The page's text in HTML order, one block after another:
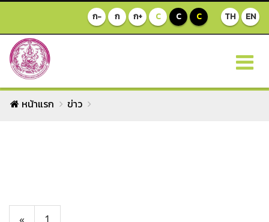
TH EN
ก- ก ก+ C C C
หน้าแรก ข่าว
« 1